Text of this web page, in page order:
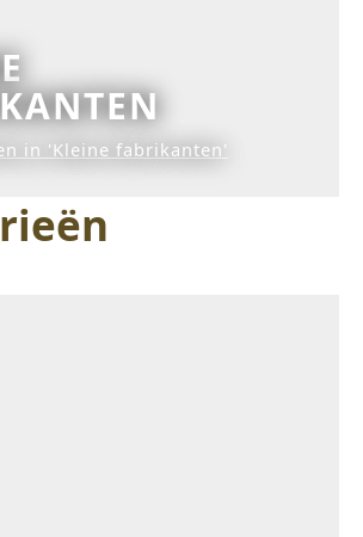
in 'Kleine fabrikanten'